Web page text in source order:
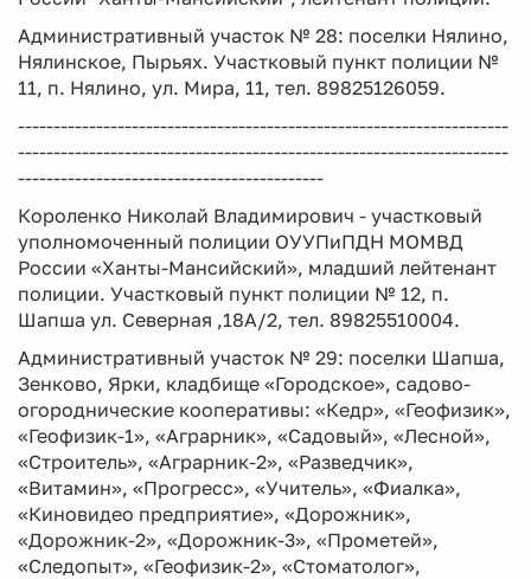
Административный участок № 28: поселки Нялино,
Нялинское, Пырьях. Участковый пункт полиции №
11, п. Нялино, ул. Мира, 11, тел. 89825126059.
---------------------------------------------------------------------
---------------------------------------------------------------------
-------------------------------------------
Короленко Николай Владимирович - участковый
уполномоченный полиции ОУУПиПДН МОМВД
России «Ханты-Мансийский», младший лейтенант
полиции. Участковый пункт полиции № 12, п.
Шапша ул. Северная ,18А/2, тел. 89825510004.
Административный участок № 29: поселки Шапша,
Зенково, Ярки, кладбище «Городское», садово-
огороднические кооперативы: «Кедр», «Геофизик»,
«Геофизик-1», «Аграрник», «Садовый», «Лесной»,
«Строитель», «Аграрник-2», «Разведчик»,
«Витамин», «Прогресс», «Учитель», «Фиалка»,
«Киновидео предприятие», «Дорожник»,
«Дорожник-2», «Дорожник-3», «Прометей»,
«Следопыт», «Геофизик-2», «Стоматолог»,